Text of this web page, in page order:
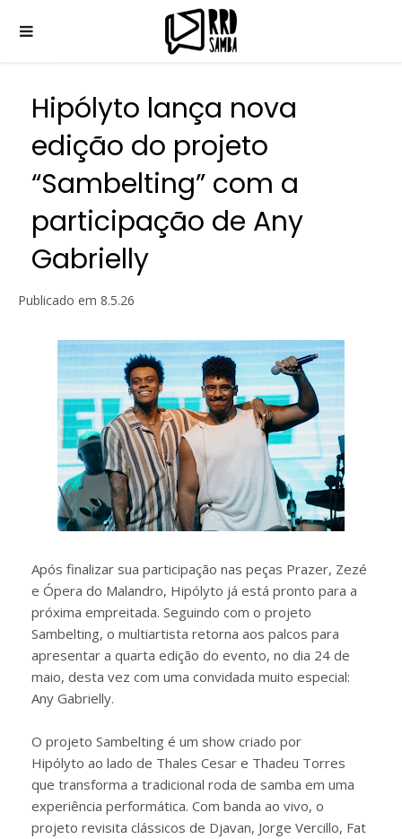
Hipólyto lança nova
edição do projeto
“Sambelting” com a
participação de Any
Gabrielly
Publicado em 8.5.26
Após finalizar sua participação nas peças Prazer, Zezé
e Ópera do Malandro, Hipólyto já está pronto para a
próxima empreitada. Seguindo com o projeto
Sambelting, o multiartista retorna aos palcos para
apresentar a quarta edição do evento, no dia 24 de
maio, desta vez com uma convidada muito especial:
Any Gabrielly.
O projeto Sambelting é um show criado por
Hipólyto ao lado de Thales Cesar e Thadeu Torres
que transforma a tradicional roda de samba em uma
experiência performática. Com banda ao vivo, o
projeto revisita clássicos de Djavan, Jorge Vercillo, Fat